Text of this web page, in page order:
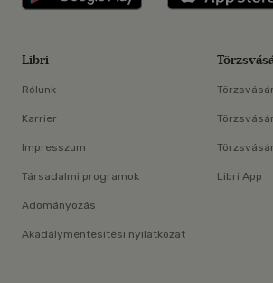
Libri
Rólunk
Karrier
Impresszum
Társadalmi programok
Adományozás
Akadálymentesítési nyilatkozat
Libri App